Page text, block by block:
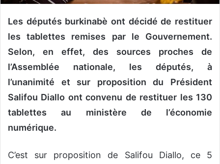
e
Les députés burkinabè ont décidé de restituer
les tablettes remises par le Gouvernement.
Selon, en effet, des sources proches de
l’Assemblée nationale, les députés, à
l’unanimité et sur proposition du Président
Salifou Diallo ont convenu de restituer les 130
tablettes au ministère de l’économie
numérique.
C’est sur proposition de Salifou Diallo, ce 5